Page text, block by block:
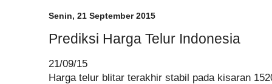
Senin, 21 September 2015
Prediksi Harga Telur Indonesia
21/09/15
Harga telur blitar terakhir stabil pada kisaran